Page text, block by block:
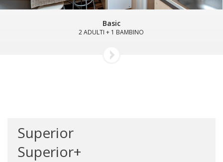
Basic
2 ADULTI + 1 BAMBINO
Superior
Superior+